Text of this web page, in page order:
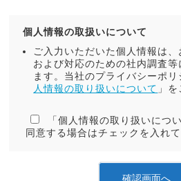
個人情報の取扱いについて
ご入力いただいた個人情報は、
および対応のための社内調査等
ます。当社のプライバシーポ
人情報の取り扱いについて 」
「個人情報の取り扱いにつ
同意する場合はチェックを入れて